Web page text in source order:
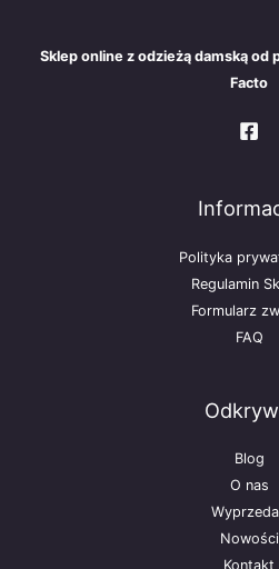
Sklep online z odzieżą damską od
Facto
Polityka
Regulamin
Formularz
FAQ
Blog
O nas
Nowości
Kontakt